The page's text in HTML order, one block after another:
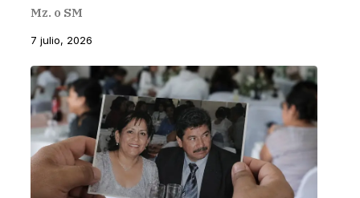
Mz. o SM
7 julio, 2026